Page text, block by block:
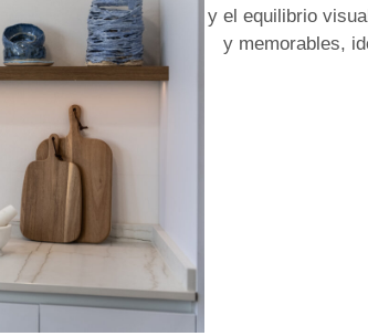
y el equilibrio
y memorables,